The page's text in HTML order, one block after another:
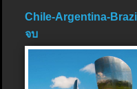
Chile-Argentina-
จบ